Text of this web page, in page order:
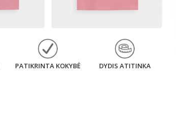
PATIKRINTA KOKYBĖ DYDIS ATITINKA